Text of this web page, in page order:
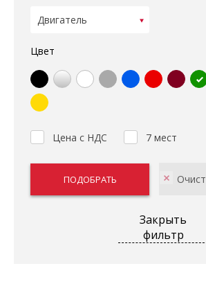
Цвет
Цена с НДС 7 мест
Закрыть
фильтр